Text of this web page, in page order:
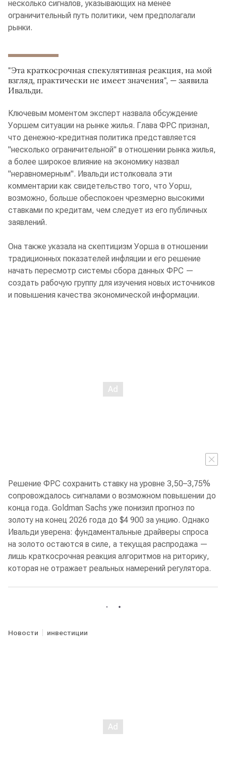
несколько сигналов, указывающих на менее
ограничительный путь политики, чем предполагали
рынки.
"Эта краткосрочная спекулятивная реакция, на мой
взгляд, практически не имеет значения", — заявила
Ивальди.
Ключевым моментом эксперт назвала обсуждение
Уоршем ситуации на рынке жилья. Глава ФРС признал,
что денежно-кредитная политика представляется
"несколько ограничительной" в отношении рынка жилья,
а более широкое влияние на экономику назвал
"неравномерным". Ивальди истолковала эти
комментарии как свидетельство того, что Уорш,
возможно, больше обеспокоен чрезмерно высокими
ставками по кредитам, чем следует из его публичных
заявлений.
Она также указала на скептицизм Уорша в отношении
традиционных показателей инфляции и его решение
начать пересмотр системы сбора данных ФРС —
создать рабочую группу для изучения новых источников
и повышения качества экономической информации.
Решение ФРС сохранить ставку на уровне 3,50–3,75%
сопровождалось сигналами о возможном повышении до
конца года. Goldman Sachs уже понизил прогноз по
золоту на конец 2026 года до $4 900 за унцию. Однако
Ивальди уверена: фундаментальные драйверы спроса
на золото остаются в силе, а текущая распродажа —
лишь краткосрочная реакция алгоритмов на риторику,
которая не отражает реальных намерений регулятора.
Новости инвестиции